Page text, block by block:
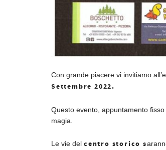
Con grande piacere vi invitiamo
Settembre 2022.
Questo evento, appuntamento
magia.
Le vie del centro storico s